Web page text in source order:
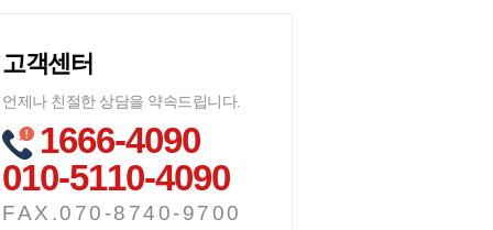
고객센터
언제나 친절한 상담을 약속드립니다.
1666-4090
010-5110-4090
FAX.070-8740-9700